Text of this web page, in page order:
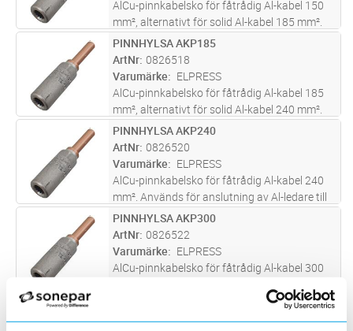
AlCu-pinnkabelsko för fåtrådig Al-kabel 150
mm², alternativt för solid Al-kabel 185 mm².
Används för anslutning av Al-ledare till
apparater med anslutning av koppar. Två
pressningar erfodras. Används
ST Lägg i kundvagn
PINNHYLSA AKP185
ArtNr 0826518
Varumärke
ELPRESS
AlCu-pinnkabelsko för fåtrådig Al-kabel 185
mm², alternativt för solid Al-kabel 240 mm².
Används för anslutning av Al-ledare till
apparater med anslutning av koppar. Två
pressningar erfodras. Används
ST Lägg i kundvagn
PINNHYLSA AKP240
ArtNr 0826520
Varumärke
ELPRESS
AlCu-pinnkabelsko för fåtrådig Al-kabel 240
mm². Används för anslutning av Al-ledare till
apparater med anslutning av koppar. Två
pressningar erfodras. Används med Elpress
rekommenderade pressverktyg
ST Lägg i kundvagn
PINNHYLSA AKP300
ArtNr 0826522
Varumärke
ELPRESS
AlCu-pinnkabelsko för fåtrådig Al-kabel 300
apparater med anslutning av koppar. Två
pressningar erfodras. Används med Elpress
ArtNr 0856210